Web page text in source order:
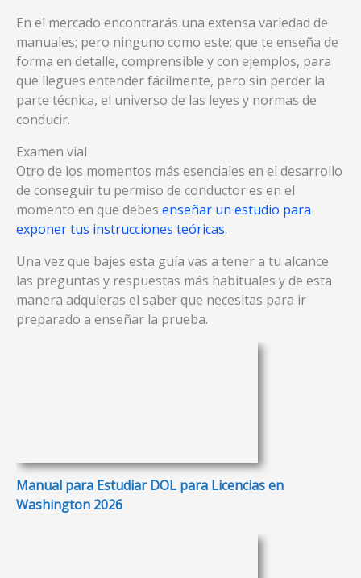
En el mercado encontrarás una extensa variedad de
manuales; pero ninguno como este; que te enseña de
forma en detalle, comprensible y con ejemplos, para
que llegues entender fácilmente, pero sin perder la
parte técnica, el universo de las leyes y normas de
conducir.
Examen vial
Otro de los momentos más esenciales en el desarrollo
de conseguir tu permiso de conductor es en el
momento en que debes enseñar un estudio para
exponer tus instrucciones teóricas.
Una vez que bajes esta guía vas a tener a tu alcance
las preguntas y respuestas más habituales y de esta
manera adquieras el saber que necesitas para ir
preparado a enseñar la prueba.
Manual para Estudiar DOL para Licencias en
Washington 2026